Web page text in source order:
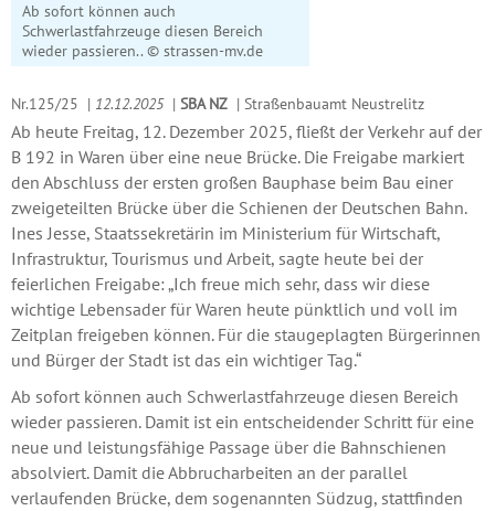
Ab sofort können auch
Schwerlastfahrzeuge diesen Bereich
wieder passieren.. © strassen-mv.de
Nr.125/25 | 12.12.2025 | SBA NZ | Straßenbauamt Neustrelitz
Ab heute Freitag, 12. Dezember 2025, fließt der Verkehr auf der
B 192 in Waren über eine neue Brücke. Die Freigabe markiert
den Abschluss der ersten großen Bauphase beim Bau einer
zweigeteilten Brücke über die Schienen der Deutschen Bahn.
Ines Jesse, Staatssekretärin im Ministerium für Wirtschaft,
Infrastruktur, Tourismus und Arbeit, sagte heute bei der
feierlichen Freigabe: „Ich freue mich sehr, dass wir diese
wichtige Lebensader für Waren heute pünktlich und voll im
Zeitplan freigeben können. Für die staugeplagten Bürgerinnen
und Bürger der Stadt ist das ein wichtiger Tag.“
Ab sofort können auch Schwerlastfahrzeuge diesen Bereich
wieder passieren. Damit ist ein entscheidender Schritt für eine
neue und leistungsfähige Passage über die Bahnschienen
absolviert. Damit die Abbrucharbeiten an der parallel
verlaufenden Brücke, dem sogenannten Südzug, stattfinden